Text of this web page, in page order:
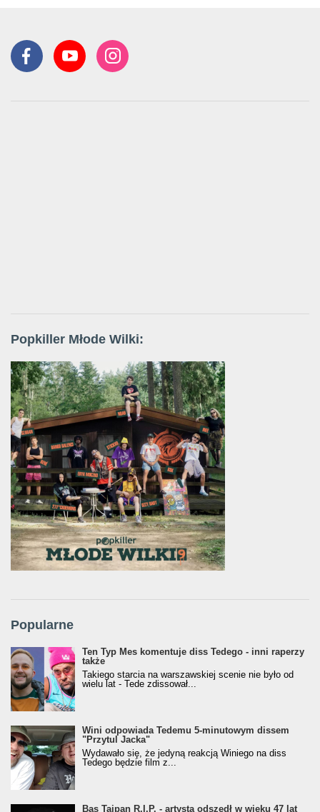
Popkiller Młode Wilki:
Popularne
Ten Typ Mes komentuje diss Tedego - inni raperzy
także
Takiego starcia na warszawskiej scenie nie było od
wielu lat - Tede zdissował...
Wini odpowiada Tedemu 5-minutowym dissem
"Przytul Jacka"
Wydawało się, że jedyną reakcją Winiego na diss
Tedego będzie film z...
Bas Tajpan R.I.P. - artysta odszedł w wieku 47 lat